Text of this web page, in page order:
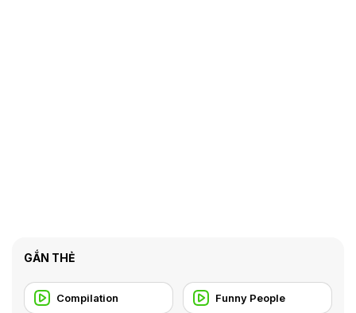
GẮN THẺ
Compilation Funny People